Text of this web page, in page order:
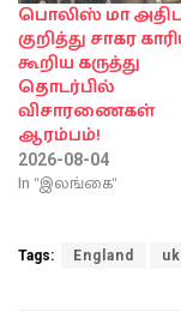
பொலிஸ் மா
குறித்து சாகர
கூறிய கருத்து
தொடர்பில்
விசாரணைகள்
ஆரம்பம்!
2026-08-04
In "இலங்கை"
Tags: England